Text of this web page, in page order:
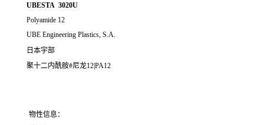
UBESTA 3020U
Polyamide 12
UBE Engineering Plastics, S.A.
日本宇部
聚十二内酰胺#尼龙12|PA12
物性信息：